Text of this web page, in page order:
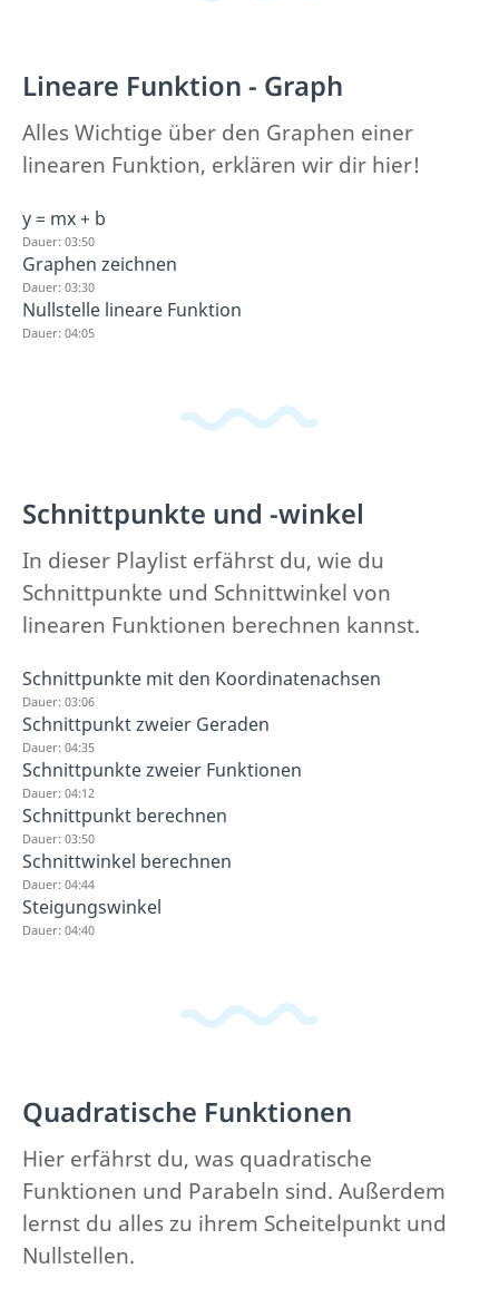
Lineare Funktion - Graph
Alles Wichtige über den Graphen einer
linearen Funktion, erklären wir dir hier!
y = mx + b
Dauer: 03:50
Graphen zeichnen
Dauer: 03:30
Nullstelle lineare Funktion
Dauer: 04:05
Schnittpunkte und -winkel
In dieser Playlist erfährst du, wie du
Schnittpunkte und Schnittwinkel von
linearen Funktionen berechnen kannst.
Schnittpunkte mit den Koordinatenachsen
Dauer: 03:06
Schnittpunkt zweier Geraden
Dauer: 04:35
Schnittpunkte zweier Funktionen
Dauer: 04:12
Schnittpunkt berechnen
Dauer: 03:50
Schnittwinkel berechnen
Dauer: 04:44
Steigungswinkel
Dauer: 04:40
Quadratische Funktionen
Hier erfährst du, was quadratische
Funktionen und Parabeln sind. Außerdem
lernst du alles zu ihrem Scheitelpunkt und
Nullstellen.